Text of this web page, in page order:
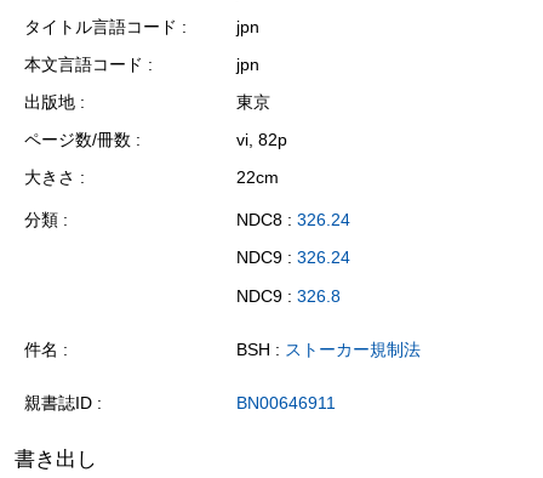
タイトル言語コード
jpn
本文言語コード
jpn
出版地
東京
ページ数/冊数
vi, 82p
大きさ
22cm
分類 NDC8 : 326.24
NDC9 : 326.24
NDC9 : 326.8
件名 BSH : ストーカー規制法
親書誌ID BN00646911
書き出し